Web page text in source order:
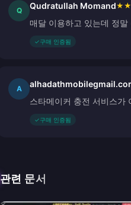
Q Qudratullah Momand★ ★
매달 이용하고 있는데 정
✓구매 인증됨
A
스타메이커 충전 서비스가
✓구매 인증됨
관련 문서